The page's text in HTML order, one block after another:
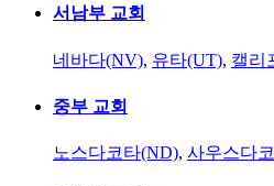
서남부 교회
네바다(NV), 유타(UT), 캘리
중부 교회
노스다코타(ND), 사우스다